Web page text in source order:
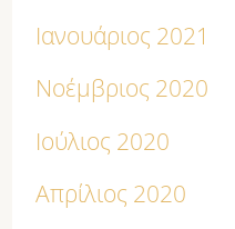
Ιανουάριος 2021
Νοέμβριος 2020
Ιούλιος 2020
Απρίλιος 2020